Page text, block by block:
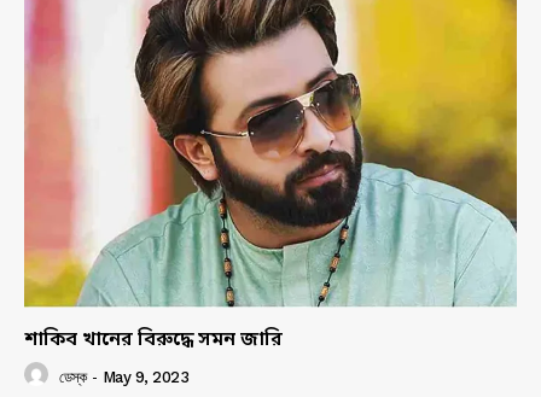
শাকিব খানের বিরুদ্ধে সমন জারি
ডেস্ক - May 9, 2023